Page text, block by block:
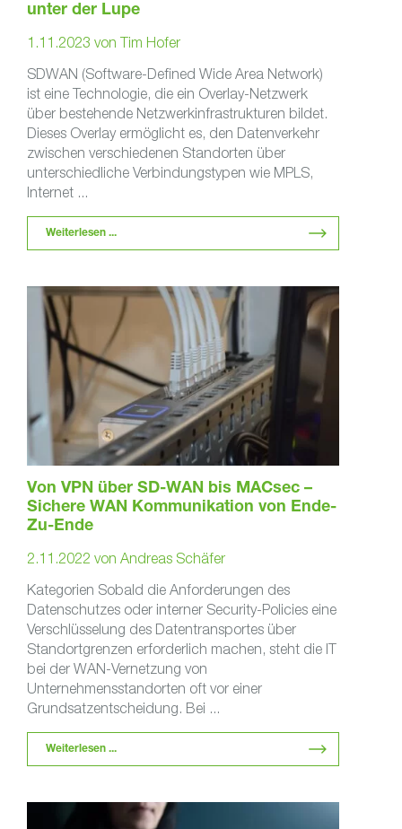
unter der Lupe
1.11.2023 von Tim Hofer
SDWAN (Software-Defined Wide Area Network)
ist eine Technologie, die ein Overlay-Netzwerk
über bestehende Netzwerkinfrastrukturen bildet.
Dieses Overlay ermöglicht es, den Datenverkehr
zwischen verschiedenen Standorten über
unterschiedliche Verbindungstypen wie MPLS,
Internet ...
Weiterlesen ...
Von VPN über SD-WAN bis MACsec –
Sichere WAN Kommunikation von Ende-
Zu-Ende
2.11.2022 von Andreas Schäfer
Kategorien Sobald die Anforderungen des
Datenschutzes oder interner Security-Policies eine
Verschlüsselung des Datentransportes über
Standortgrenzen erforderlich machen, steht die IT
bei der WAN-Vernetzung von
Unternehmensstandorten oft vor einer
Grundsatzentscheidung. Bei ...
Weiterlesen ...